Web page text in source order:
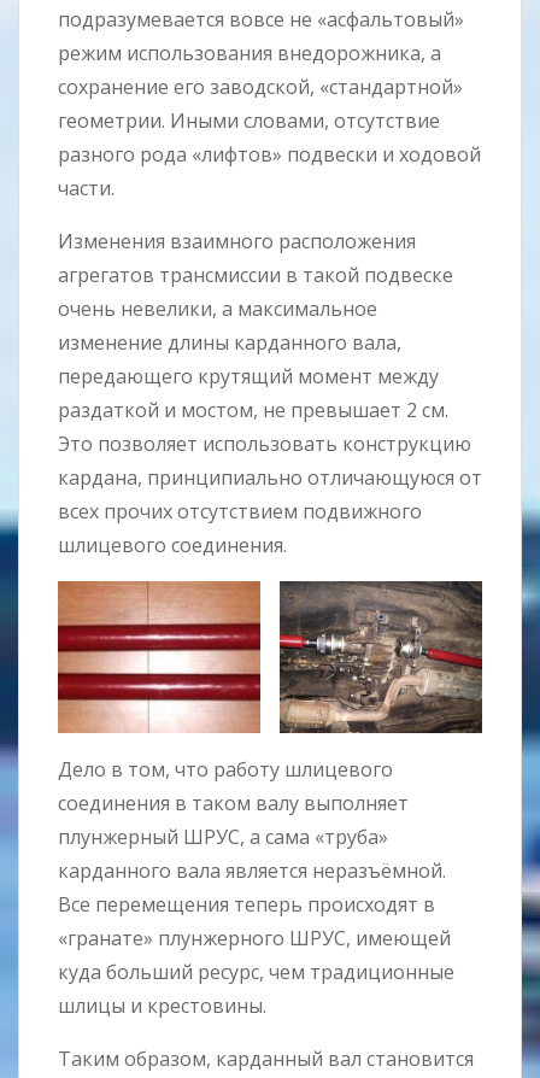
подразумевается вовсе не «асфальтовый»
режим использования внедорожника, а
сохранение его заводской, «стандартной»
геометрии. Иными словами, отсутствие
разного рода «лифтов» подвески и ходовой
части.
Изменения взаимного расположения
агрегатов трансмиссии в такой подвеске
очень невелики, а максимальное
изменение длины карданного вала,
передающего крутящий момент между
раздаткой и мостом, не превышает 2 см.
Это позволяет использовать конструкцию
кардана, принципиально отличающуюся от
всех прочих отсутствием подвижного
шлицевого соединения.
Дело в том, что работу шлицевого
соединения в таком валу выполняет
плунжерный ШРУС, а сама «труба»
карданного вала является неразъёмной.
Все перемещения теперь происходят в
«гранате» плунжерного ШРУС, имеющей
куда больший ресурс, чем традиционные
шлицы и крестовины.
Таким образом, карданный вал становится